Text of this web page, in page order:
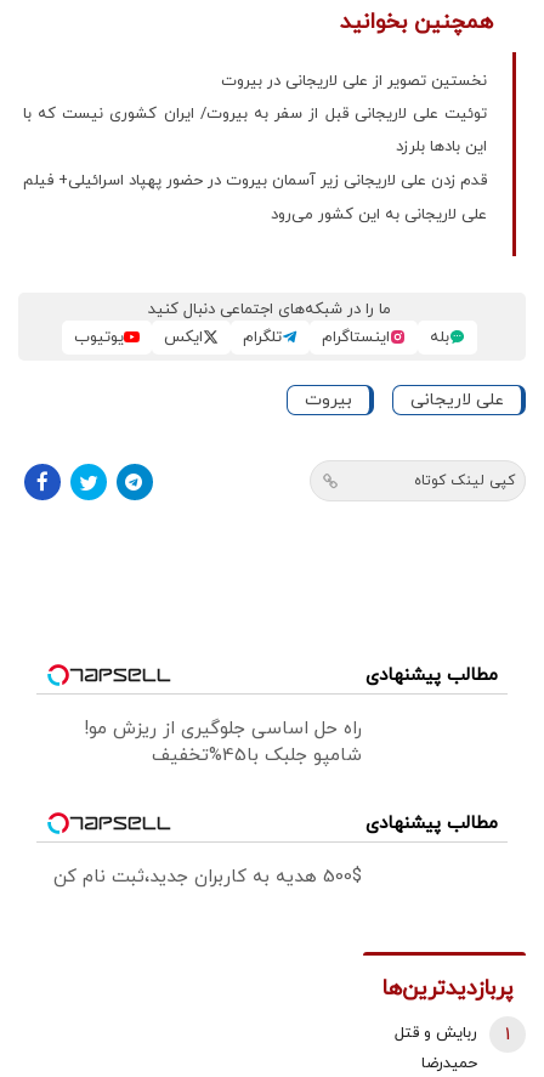
همچنین بخوانید
نخستین تصویر از علی لاریجانی در بیروت
توئیت علی لاریجانی قبل از سفر به بیروت/ ایران کشوری نیست که با
این بادها بلرزد
قدم زدن علی لاریجانی زیر آسمان بیروت در حضور پهپاد اسرائیلی+ فیلم
علی لاریجانی به این کشور می‌رود
ما را در شبکه‌های اجتماعی دنبال کنید
بله
اینستاگرام تلگرام ایکس یوتیوب
علی لاریجانی بیروت
کپی لینک کوتاه
مطالب پیشنهادی
راه حل اساسی جلوگیری از ریزش مو!
شامپو جلبک با45%تخفیف
مطالب پیشنهادی
500$ هدیه به کاربران جدید،ثبت نام کن
پربازدیدترین‌ها
ربایش و قتل
حمیدرضا
1